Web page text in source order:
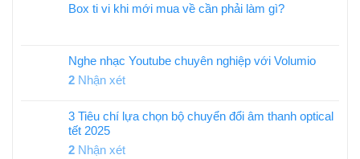
Box ti vi khi mới mua về cần phải làm gì?
Nghe nhạc Youtube chuyên nghiệp với Volumio
2 Nhận xét
3 Tiêu chí lựa chọn bộ chuyển đổi âm thanh optical
tết 2025
2 Nhận xét